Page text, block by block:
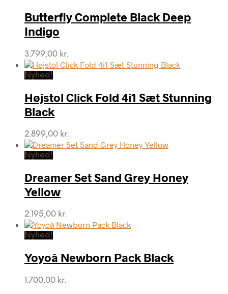
Butterfly Complete Black Deep
Indigo
3.799,00 kr.
Nyhed!
Højstol Click Fold 4i1 Sæt Stunning
Black
2.899,00 kr.
Nyhed!
Dreamer Set Sand Grey Honey
Yellow
2.195,00 kr.
Nyhed!
Yoyoâ Newborn Pack Black
1.700,00 kr.